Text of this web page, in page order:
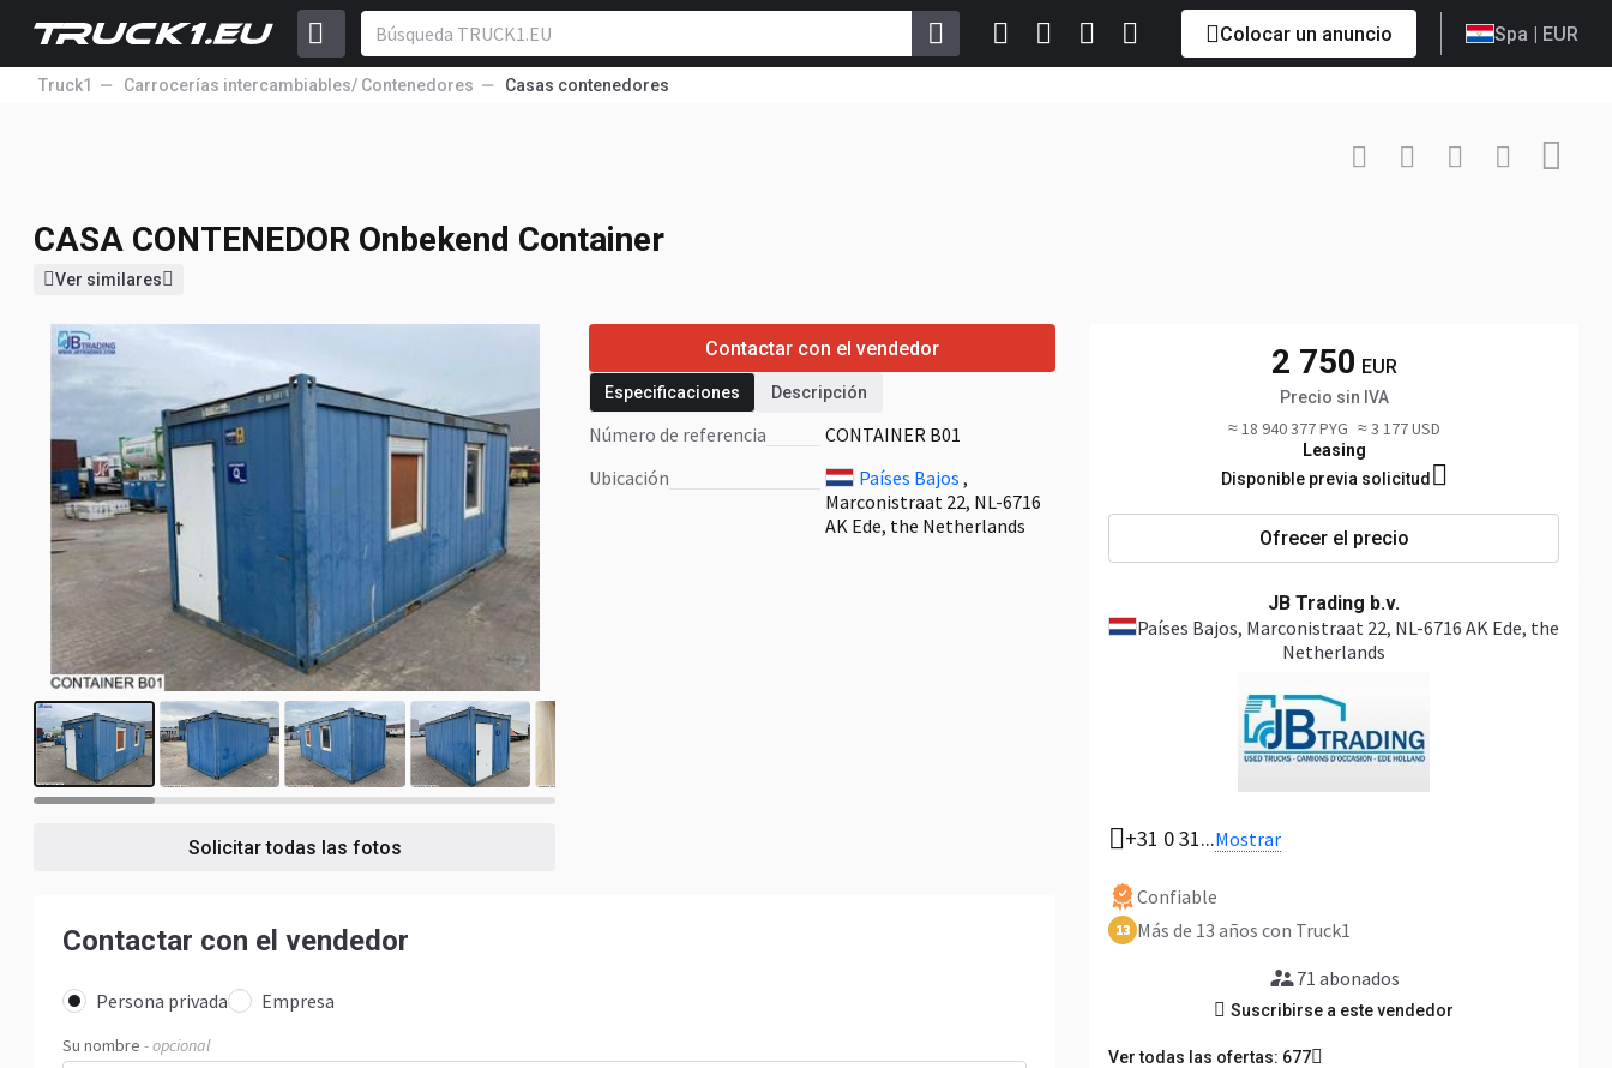
Colocar un anuncio Spa | EUR
Truck1 Carrocerías intercambiables/ Contenedores Casas contenedores
+31 0 31... Mostrar
CASA CONTENEDOR Onbekend Container
Ver similares
16
Solicitar todas las fotos
Contactar con el vendedor
Especificaciones Descripción
Número de referencia
CONTAINER B01
Ubicación
Países Bajos ,
Marconistraat 22, NL-6716
AK Ede, the Netherlands
Contactar con el vendedor
Persona privada Empresa
Su nombre - opcional
2 750 EUR
Precio sin IVA
≈ 18 940 377 PYG ≈ 3 177 USD
Leasing
Disponible previa solicitud
Ofrecer el precio
JB Trading b.v.
Países Bajos, Marconistraat 22, NL-6716 AK Ede, the
Netherlands
+31 0 31...Mostrar
Confiable
13 Más de 13 años con Truck1
71 abonados
Suscribirse a este vendedor
Ver todas las ofertas: 677